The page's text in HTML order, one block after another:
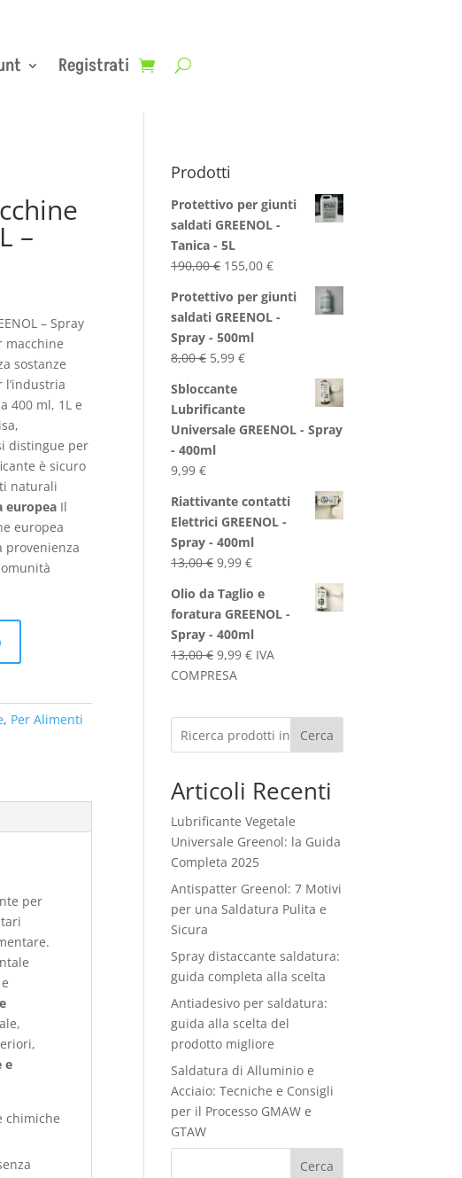
Registrati
–
– Spray
macchine
sostanze
400 ml, 1L e
distingue per
è sicuro
naturali
europea Il
europea
provenienza
, Per Alimenti
per
e
chimiche
Prodotti
Protettivo per giunti
saldati GREENOL -
Tanica - 5L
190,00€ Il
originale
era:
190,00 €.
155,00€Il
attuale
Protettivo per giunti
saldati GREENOL -
Spray - 500ml
8,00€ Il
originale
era:
8,00 €.
5,99€Il
è:
5,99 €.
Sbloccante
Lubrificante
Universale GREENOL - Spray
- 400ml
9,99€
Riattivante contatti
Elettrici GREENOL -
Spray - 400ml
13,00€ Il
originale
era:
13,00 €.
9,99€Il
attuale
è:
9,99 €.
Olio da Taglio e
foratura GREENOL -
Spray - 400ml
13,00€ Il
prezzo
era:
13,00 €.
9,99€Il
è:
9,99 €.
IVA
COMPRESA
Cerca
Articoli Recenti
Lubrificante Vegetale
Universale Greenol: la Guida
Completa 2025
Antispatter Greenol: 7 Motivi
per una Saldatura Pulita e
Sicura
Spray distaccante saldatura:
guida completa alla scelta
Antiadesivo per saldatura:
guida alla scelta del
prodotto migliore
Saldatura di Alluminio e
Acciaio: Tecniche e Consigli
per il Processo GMAW e
GTAW
Cerca